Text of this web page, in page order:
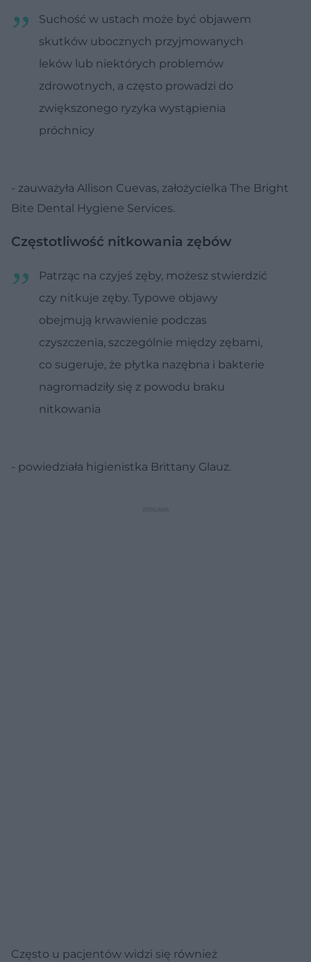
Suchość w ustach może być objawem
skutków ubocznych przyjmowanych
leków lub niektórych problemów
zdrowotnych, a często prowadzi do
zwiększonego ryzyka wystąpienia
próchnicy
- zauważyła Allison Cuevas, założycielka The Bright
Bite Dental Hygiene Services.
Częstotliwość nitkowania zębów
Patrząc na czyjeś zęby, możesz stwierdzić
czy nitkuje zęby. Typowe objawy
obejmują krwawienie podczas
czyszczenia, szczególnie między zębami,
co sugeruje, że płytka nazębna i bakterie
nagromadziły się z powodu braku
nitkowania
- powiedziała higienistka Brittany Glauz.
Często u pacjentów widzi się również